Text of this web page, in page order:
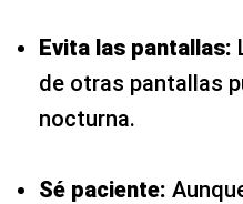
Evita las pantallas:
de otras pantallas
nocturna.
Sé paciente: